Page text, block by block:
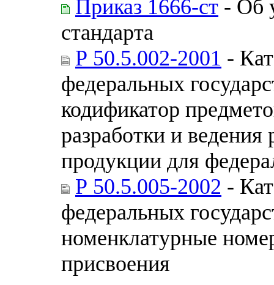
Приказ 1666-ст - Об
стандарта
Р 50.5.002-2001 -
федеральных
кодификатор
разработки и ведения
продукции для
Р 50.5.005-2002 -
федеральных
номенклатурные
присвоения